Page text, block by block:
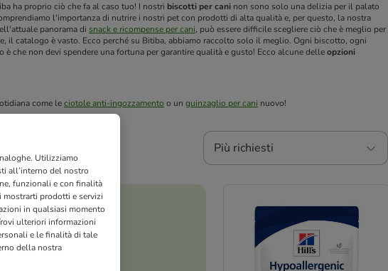
ha proprio ciò che fa al caso tuo! I nostri biscotti per cani non sono solo una delizia per il palato
l'importanza di nutrire i nostri pet con prodotti di alta qualità e, per questo, la nostra
panorama di snack e ricompense per cani, può essere difficile scegliere ciò che è meglio per
il catalogo è vasto. Ecco perché su Bitiba, abbiamo raccolto solo il meglio. Ogni biscotto, ogni
che non devi spendere una fortuna per garantire qualità e gusto! Ecco alcune delleopzioni
come leciotole anti-ingozzamento o un guinzaglio per cani nuovo!
Più richiesti
Utilizziamo
all’interno del nostro
funzionali e con finalità
prodotti e servizi
in qualsiasi momento
ulteriori informazioni
e le finalità di tale
della nostra